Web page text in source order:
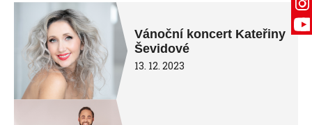
Vánoční koncert Kateřiny
Ševidové
13. 12. 2023